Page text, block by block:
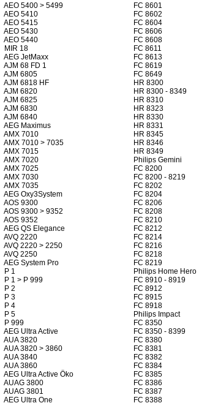
AEO 5400 > 5499
AEO 5410
AEO 5415
AEO 5430
AEO 5440
MIR 18
AEG JetMaxx
AJM 68 FD 1
AJM 6805
AJM 6818 HF
AJM 6820
AJM 6825
AJM 6830
AJM 6840
AEG Maximus
AMX 7010
AMX 7010 > 7035
AMX 7015
AMX 7020
AMX 7025
AMX 7030
AMX 7035
AEG Oxy3System
AOS 9300
AOS 9300 > 9352
AOS 9352
AEG QS Elegance
AVQ 2220
AVQ 2220 > 2250
AVQ 2250
AEG System Pro
P 1
P 1 > P 999
P 2
P 3
P 4
P 5
P 999
AEG Ultra Active
AUA 3820
AUA 3820 > 3860
AUA 3840
AUA 3860
AEG Ultra Active Öko
AUAG 3800
AUAG 3801
AEG Ultra One
FC 8601
FC 8602
FC 8604
FC 8606
FC 8608
FC 8611
FC 8613
FC 8619
FC 8649
HR 8300
HR 8300 - 8349
HR 8310
HR 8323
HR 8330
HR 8331
HR 8345
HR 8346
HR 8349
Philips Gemini
FC 8200
FC 8200 - 8219
FC 8202
FC 8204
FC 8206
FC 8208
FC 8210
FC 8212
FC 8214
FC 8216
FC 8218
FC 8219
Philips Home Hero
FC 8910 - 8919
FC 8912
FC 8915
FC 8918
Philips Impact
FC 8350
FC 8350 - 8399
FC 8380
FC 8381
FC 8382
FC 8384
FC 8385
FC 8386
FC 8387
FC 8388